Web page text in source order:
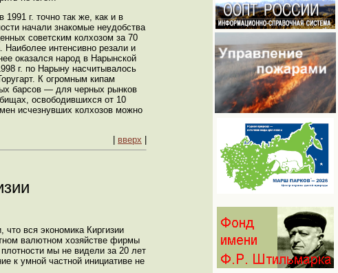
г. точно так же, как и в
начали знакомые неудобства
советским колхозом за 70
интенсивно резали и
оказался народ в Нарынской
г. по Нарыну насчитывалось
К огромным кипам
барсов — для черных рынков
освободившихся от 10
исчезнувших колхозов можно
вверх
вся экономика Киргизии
валютном хозяйстве фирмы
мы не видели за 20 лет
к умной частной инициативе не